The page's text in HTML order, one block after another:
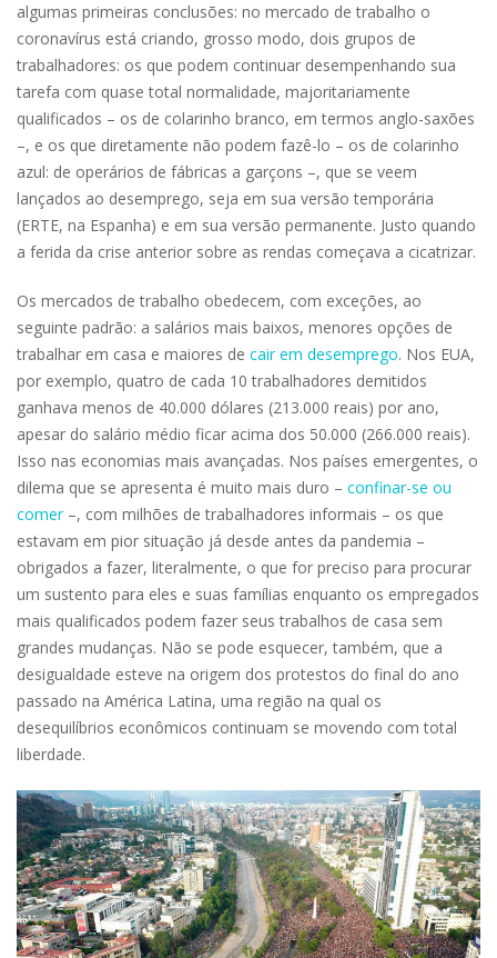
algumas primeiras conclusões: no mercado de trabalho o
coronavírus está criando, grosso modo, dois grupos de
trabalhadores: os que podem continuar desempenhando sua
tarefa com quase total normalidade, majoritariamente
qualificados – os de colarinho branco, em termos anglo-saxões
–, e os que diretamente não podem fazê-lo – os de colarinho
azul: de operários de fábricas a garçons –, que se veem
lançados ao desemprego, seja em sua versão temporária
(ERTE, na Espanha) e em sua versão permanente. Justo quando
a ferida da crise anterior sobre as rendas começava a cicatrizar.
Os mercados de trabalho obedecem, com exceções, ao
seguinte padrão: a salários mais baixos, menores opções de
trabalhar em casa e maiores de cair em desemprego. Nos EUA,
por exemplo, quatro de cada 10 trabalhadores demitidos
ganhava menos de 40.000 dólares (213.000 reais) por ano,
apesar do salário médio ficar acima dos 50.000 (266.000 reais).
Isso nas economias mais avançadas. Nos países emergentes, o
dilema que se apresenta é muito mais duro – confinar-se ou
comer–, com milhões de trabalhadores informais – os que
estavam em pior situação já desde antes da pandemia –
obrigados a fazer, literalmente, o que for preciso para procurar
um sustento para eles e suas famílias enquanto os empregados
mais qualificados podem fazer seus trabalhos de casa sem
grandes mudanças. Não se pode esquecer, também, que a
desigualdade esteve na origem dos protestos do final do ano
passado na América Latina, uma região na qual os
desequilíbrios econômicos continuam se movendo com total
liberdade.